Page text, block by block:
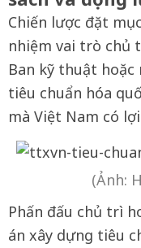
Chiến lược đặt
nhiệm vai trò chủ
Ban kỹ thuật hoặc
tiêu chuẩn hóa
mà Việt Nam có
(Ảnh:
Phấn đấu chủ trì
án xây dựng tiêu